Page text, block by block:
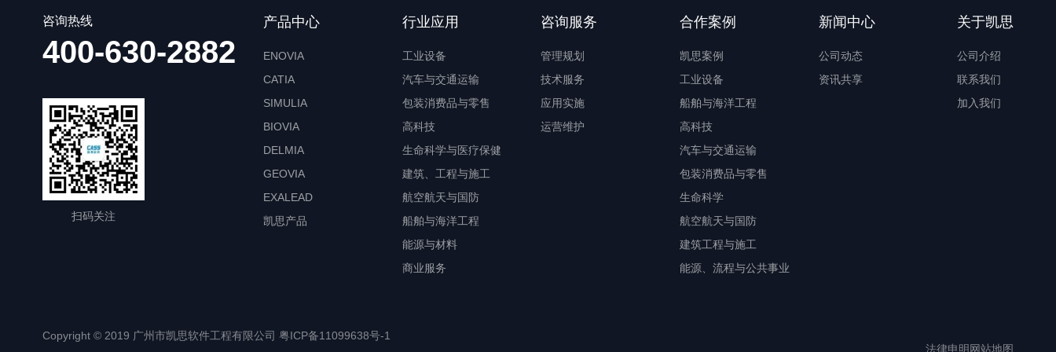
咨询热线
400-630-2882
扫码关注
产品中心
ENOVIA
CATIA
SIMULIA
BIOVIA
DELMIA
GEOVIA
EXALEAD
凯思产品
行业应用
工业设备
汽车与交通运输
包装消费品与零售
高科技
生命科学与医疗保健
建筑、工程与施工
航空航天与国防
船舶与海洋工程
能源与材料
商业服务
咨询服务
管理规划
技术服务
应用实施
运营维护
合作案例
凯思案例
工业设备
船舶与海洋工程
高科技
汽车与交通运输
包装消费品与零售
生命科学
航空航天与国防
建筑工程与施工
能源、流程与公共事业
新闻中心
公司动态
资讯共享
关于凯思
公司介绍
联系我们
加入我们
Copyright © 2019 广州市凯思软件工程有限公司 粤ICP备11099638号-1
法律申明 网站地图